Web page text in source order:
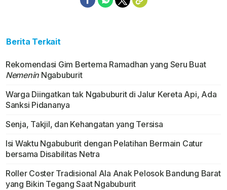
Berita Terkait
Rekomendasi Gim Bertema Ramadhan yang Seru Buat
Nemenin Ngabuburit
Warga Diingatkan tak Ngabuburit di Jalur Kereta Api, Ada
Sanksi Pidananya
Senja, Takjil, dan Kehangatan yang Tersisa
Isi Waktu Ngabuburit dengan Pelatihan Bermain Catur
bersama Disabilitas Netra
Roller Coster Tradisional Ala Anak Pelosok Bandung Barat
yang Bikin Tegang Saat Ngabuburit